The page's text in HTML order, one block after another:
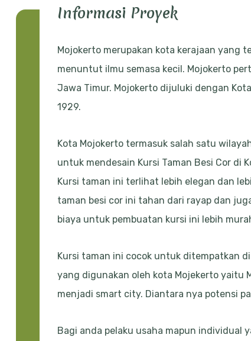
Informasi Proyek
Mojokerto merupakan kota kerajaan yang
menuntut ilmu semasa kecil. Mojokerto
Jawa Timur. Mojokerto dijuluki dengan
1929.
Kota Mojokerto termasuk salah satu
untuk mendesain Kursi Taman Besi Cor di
Kursi taman ini terlihat lebih elegan dan
taman besi cor ini tahan dari rayap dan
biaya untuk pembuatan kursi ini lebih
Kursi taman ini cocok untuk ditempatkan
yang digunakan oleh kota Mojekerto yaitu
menjadi smart city. Diantara nya potensi
Bagi anda pelaku usaha mapun individual